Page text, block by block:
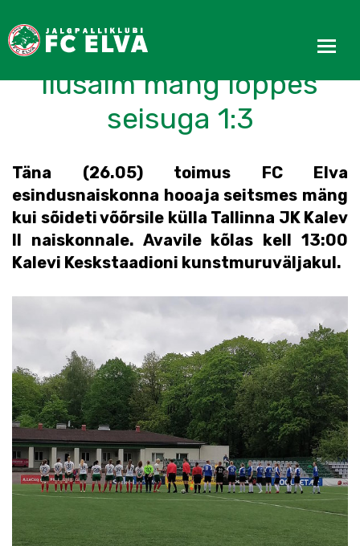
Naiskonna senise hooaja
ilusaim mäng lõppes
seisuga 1:3
Täna (26.05) toimus FC Elva
esindusnaiskonna hooaja seitsmes mäng
kui sõideti võõrsile külla Tallinna JK Kalev
II naiskonnale. Avavile kõlas kell 13:00
Kalevi Keskstaadioni kunstmuruväljakul.